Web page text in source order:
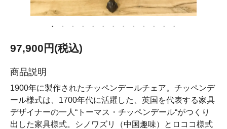
97,900円(税込)
商品説明
1900年に製作されたチッペンデールチェア。チッペンデ
ール様式は、1700年代に活躍した、英国を代表する家具
デザイナーの一人“トーマス・チッペンデール“がつくり
出した家具様式。シノワズリ（中国趣味）とロココ様式